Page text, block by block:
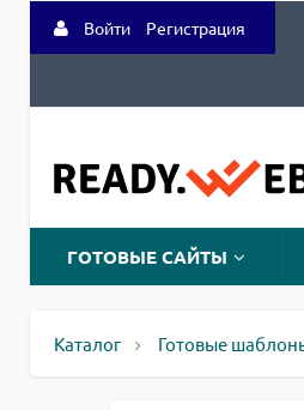
Войти Регистрация
ГОТОВЫЕ САЙТЫ
Каталог Готовые